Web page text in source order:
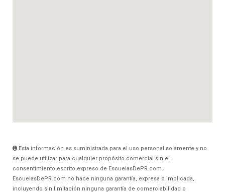
Esta información es suministrada para el uso personal solamente y no
se puede utilizar para cualquier propósito comercial sin el
consentimiento escrito expreso de EscuelasDePR.com.
EscuelasDePR.com no hace ninguna garantía, expresa o implicada,
incluyendo sin limitación ninguna garantía de comerciabilidad o